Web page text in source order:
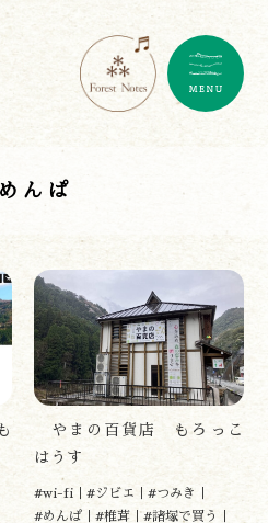
んぱ
やまの百貨店 もろっこ
はうす
#wi-fi #ジビエ
#つみき
#めんぱ
#椎茸
#諸塚で買う